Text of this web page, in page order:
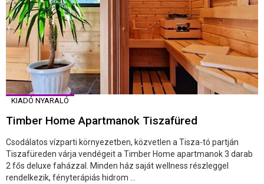
KIADÓ NYARALÓ
Timber Home Apartmanok Tiszafüred
Csodálatos vízparti környezetben, közvetlen a Tisza-tó partján
Tiszafüreden várja vendégeit a Timber Home apartmanok 3 darab
2 fős deluxe faházzal. Minden ház saját wellness részleggel
rendelkezik, fényterápiás hidrom ...